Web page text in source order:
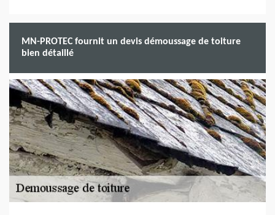
MN-PROTEC fournit un devis démoussage de toiture
bien détaillé